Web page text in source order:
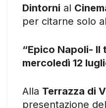
Dintorni al
per citarne solo
“Epico Napoli- Il
mercoledì 12
Alla Terrazza di
presentazione